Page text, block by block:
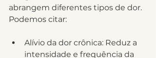
abrangem diferentes tipos de dor.
Podemos citar:
Alívio da dor crônica: Reduz a
intensidade e frequência da